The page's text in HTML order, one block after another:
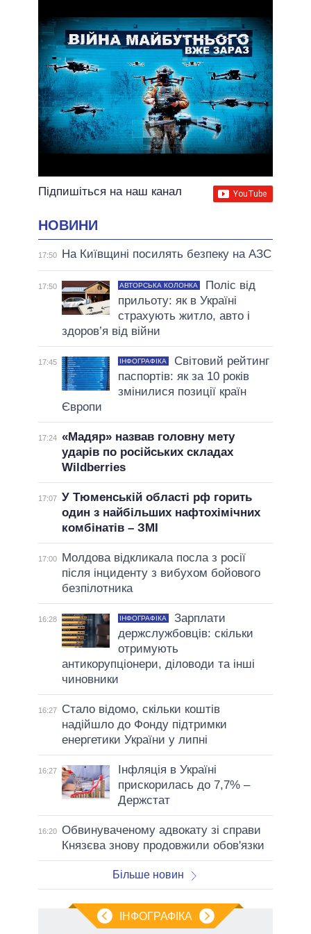
ВСІ ОБІЦЯНКИ
АРХІВНІ ОБІЦЯНКИ
Підпишіться на наш канал
НОВИНИ
17:50 На Київщині посилять безпеку на АЗС
17:50 АВТОРСЬКА КОЛОНКА
Поліс від
прильоту: як в Україні
страхують житло, авто і
здоров’я від війни
17:45 ІНФОГРАФІКА
Світовий рейтинг
паспортів: як за 10 років
змінилися позиції країн
Європи
17:24 «Мадяр» назвав головну мету
ударів по російських складах
Wildberries
17:07 У Тюменській області рф горить
один з найбільших нафтохімічних
комбінатів – ЗМІ
17:00
Молдова відкликала посла з росії
після інциденту з вибухом бойового
безпілотника
16:28 ІНФОГРАФІКА
Зарплати
держслужбовців: скільки
отримують
антикорупціонери, діловоди та інші
чиновники
16:27
Стало відомо, скільки коштів
надійшло до Фонду підтримки
енергетики України у липні
16:27
Інфляція в Україні
прискорилась до 7,7% –
Держстат
16:20 Обвинуваченому адвокату зі справи
Князєва знову продовжили обов'язки
Більше новин
ІНФОГРАФІКА